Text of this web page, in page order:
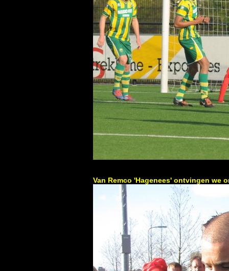
Van Remco 'Hagenees' ontvingen we